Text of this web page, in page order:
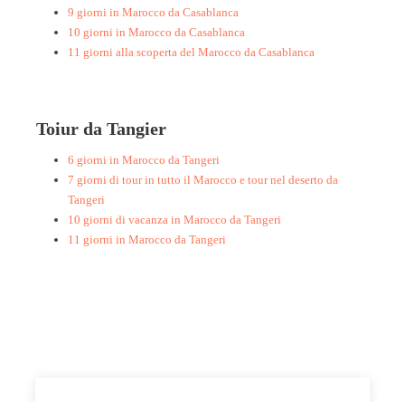
9 giorni in Marocco da Casablanca
10 giorni in Marocco da Casablanca
11 giorni alla scoperta del Marocco da Casablanca
Toiur da Tangier
6 giorni in Marocco da Tangeri
7 giorni di tour in tutto il Marocco e tour nel deserto da
Tangeri
10 giorni di vacanza in Marocco da Tangeri
11 giorni in Marocco da Tangeri